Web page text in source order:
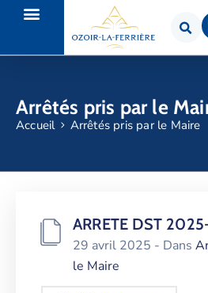
Arrêtés pris par le
Accueil Arrêtés pris par le Maire
ARRETE DST
29 avril 2025 - Dans
le Maire